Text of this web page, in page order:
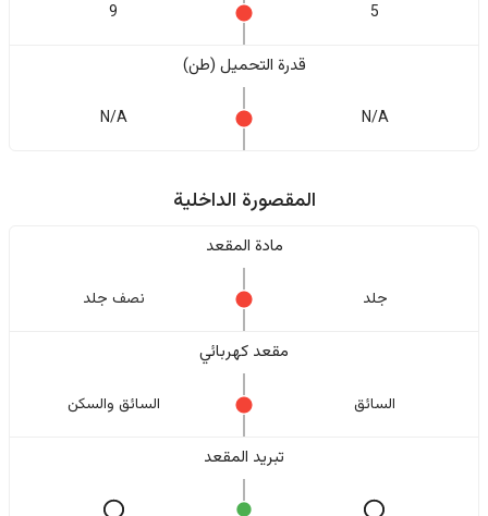
5
9
قدرة التحميل (طن)
N/A
N/A
المقصورة الداخلية
مادة المقعد
جلد نصف جلد
مقعد كهربائي
السائق السائق والسکن
تبريد المقعد